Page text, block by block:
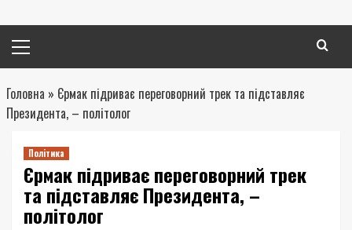
меню
Головна » Єрмак підриває переговорний трек та підставляє
Президента, – політолог
Політика
Єрмак підриває переговорний трек
та підставляє Президента, –
політолог